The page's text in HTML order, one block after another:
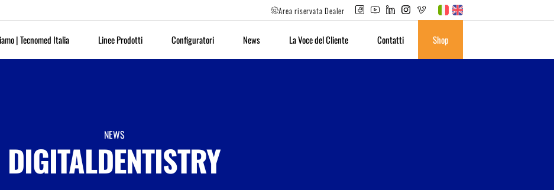
Area riservata Dealer
| Tecnomed Italia Linee Prodotti Configuratori News La Voce del Cliente Contatti Shop
NEWS
DIGITALDENTISTRY